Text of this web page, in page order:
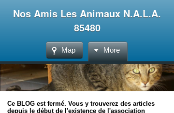
Nos Amis Les Animaux N.A.L.A.
85480
Map More
Ce BLOG est fermé. Vous y trouverez des articles
depuis le début de l'existence de l'association